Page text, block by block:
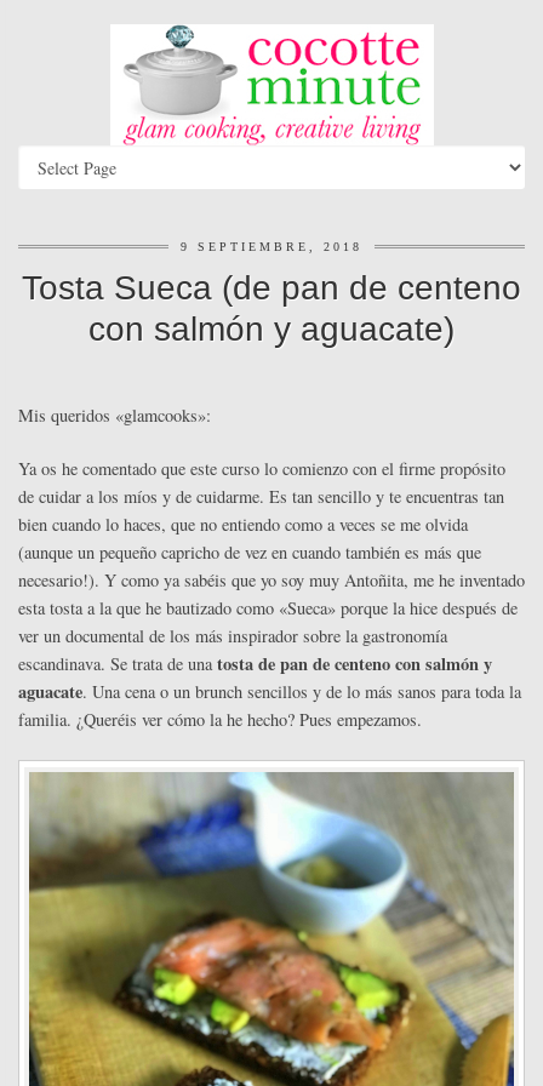
9 SEPTIEMBRE, 2018
Tosta Sueca (de pan de centeno
con salmón y aguacate)
Mis queridos «glamcooks»:
Ya os he comentado que este curso lo comienzo con el firme propósito
de cuidar a los míos y de cuidarme. Es tan sencillo y te encuentras tan
bien cuando lo haces, que no entiendo como a veces se me olvida
(aunque un pequeño capricho de vez en cuando también es más que
necesario!). Y como ya sabéis que yo soy muy Antoñita, me he inventado
esta tosta a la que he bautizado como «Sueca» porque la hice después de
ver un documental de los más inspirador sobre la gastronomía
escandinava. Se trata de unatosta de pan de centeno con salmón y
aguacate. Una cena o un brunch sencillos y de lo más sanos para toda la
familia. ¿Queréis ver cómo la he hecho? Pues empezamos.